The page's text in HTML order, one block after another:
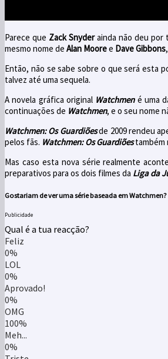
Parece que Zack Snyderainda não deu por
mesmo nome de Alan Mooree Dave Gibbons
Então, não se sabe sobre o que será esta
talvez até uma sequela.
A novela gráfica original Watchmené uma
continuações de Watchmen, e o seu nome
Watchmen: Os Guardiõesde 2009 rendeu
pelos fãs. Watchmen: Os Guardiõestambém
Mas caso esta nova série realmente
preparativos para os dois filmes da Liga da
Gostariam de ver uma série baseada em Watchmen?
Publicidade
Qual é a tua reacção?
Feliz
0%
LOL
0%
Aprovado!
0%
OMG
100%
Meh...
0%